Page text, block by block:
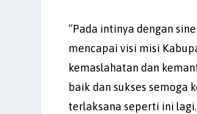
“Pada intinya dengan
mencapai visi misi
kemaslahatan dan
baik dan sukses semoga
terlaksana seperti ini